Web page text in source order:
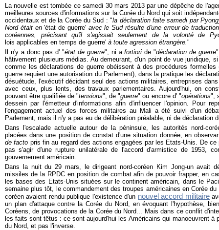
La nouvelle est tombée ce samedi 30 mars 2013 par une dépêche de
meilleures sources d'informations sur la Corée du Nord qui soit
occidentaux et de la Corée du Sud : "la déclaration faite samedi par
Nord était en'état de guerre' avec le Sud résulte d'une erreur de
coréennes, précisant qu'il s'agissait seulement de la volonté de
lois applicables en temps de guerre' à toute agression étrangère. "
Il n'y a donc pas d' "état de guerre", ni a fortiori de "déclaration de guerre
hâtivement plusieurs médias. Au demeurant, d'un point de vue juridique,
comme les déclarations de guerre obéissent à des procédures
guerre requiert une autorisation du Parlement), dans la pratique les
désuétude, l'exécutif décidant seul des actions militaires, entreprises
avec ceux, plus lents, des travaux parlementaires. Aujourd'hui, on
pouvant être qualifiée de "tensions", de "guerre" ou encore d' "opérations",
dessein par l'émetteur d'informations afin d'influencer l'opinion. Pour
l'engagement actuel des forces militaires au Mali a été suivi d'un
Parlement, mais il n'y a pas eu de délibération préalable, ni de déclaration
Dans l'escalade actuelle autour de la péninsule, les autorités nord-
placées dans une position de constat d'une situation donnée, en
de facto pris fin au regard des actions engagées par les Etats-Unis. De
pas s'agir d'une rupture unilatérale de l'accord d'armistice de 1953,
gouvernement américain.
Dans la nuit du 29 mars, le dirigeant nord-coréen Kim Jong-un avait
missiles de la RPDC en position de combat afin de pouvoir frapper, en
les bases des Etats-Unis situées sur le continent américain, dans le
semaine plus tôt, le commandement des troupes américaines en Corée
coréen avaient rendu publique l'existence d'un nouvel accord militaire
un plan d'attaque contre la Corée du Nord, en évoquant l'hypothèse,
Coréens, de provocations de la Corée du Nord... Mais dans ce conflit
les faits sont têtus : ce sont aujourd'hui les Américains qui manoeuvrent à
du Nord, et pas l'inverse.